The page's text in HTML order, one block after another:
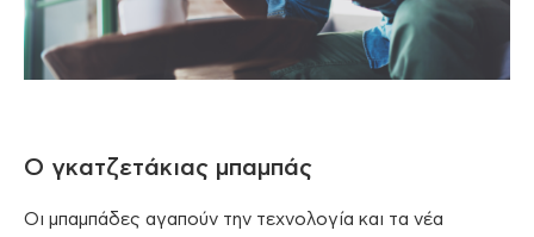
Ο γκατζετάκιας μπαμπάς
Οι μπαμπάδες αγαπούν την τεχνολογία και τα νέα